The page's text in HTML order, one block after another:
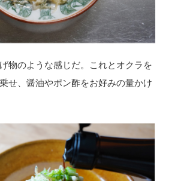
物のような感じだ。これとオクラを
せ、醤油やポン酢をお好みの量かけ